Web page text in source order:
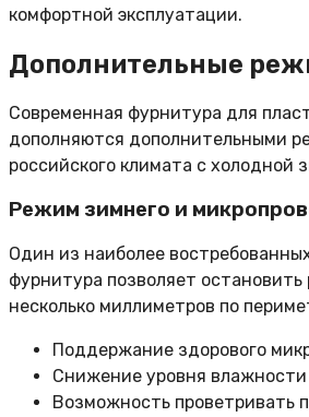
комфортной эксплуатации.
Дополнительные
Современная фурнитура для
дополняются дополнительными
российского климата с холодной
Режим зимнего и
Один из наиболее
фурнитура позволяет
несколько миллиметров по
Поддержание здорового
Снижение уровня влажности
Возможность проветривать